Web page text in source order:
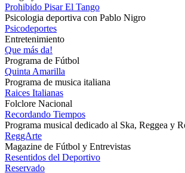
Prohibido Pisar El Tango
Psicologia deportiva con Pablo Nigro
Psicodeportes
Entretenimiento
Que más da!
Programa de Fútbol
Quinta Amarilla
Programa de musica italiana
Raices Italianas
Folclore Nacional
Recordando Tiempos
Programa musical dedicado al Ska, Reggea y
ReggArte
Magazine de Fútbol y Entrevistas
Resentidos del Deportivo
Reservado